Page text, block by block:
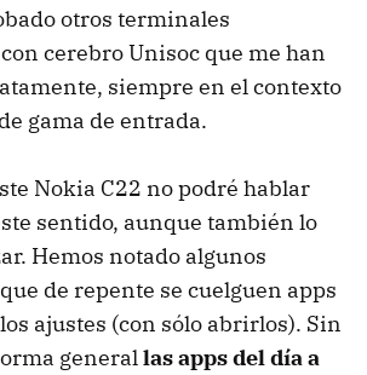
otros terminales
cerebro Unisoc que me han
siempre en el contexto
gama de entrada.
Nokia C22 no podré hablar
sentido, aunque también lo
Hemos notado algunos
de repente se cuelguen apps
ajustes (con sólo abrirlos). Sin
generallas apps del día a